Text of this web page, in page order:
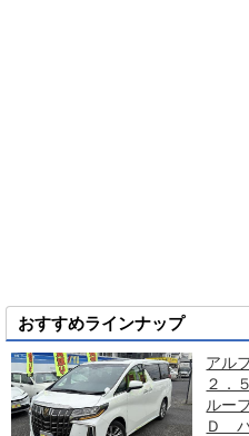
おすすめラインナップ
アル
２．
ルー
Ｄ